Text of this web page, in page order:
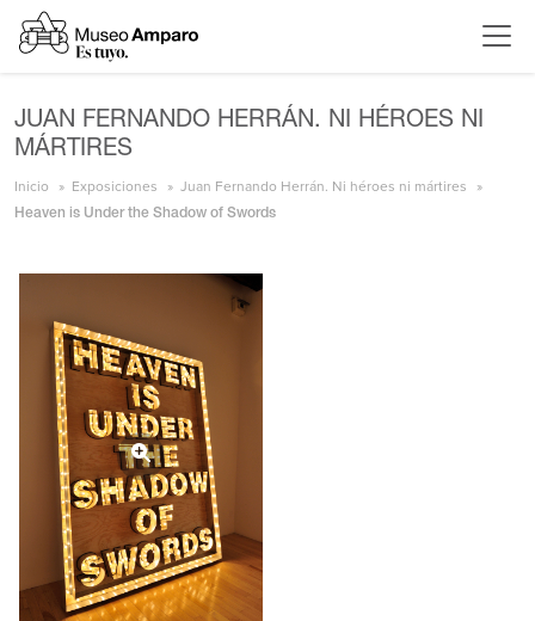
JUAN FERNANDO HERRÁN. NI HÉROES NI
MÁRTIRES
Inicio Exposiciones Juan Fernando Herrán. Ni héroes ni mártires
Heaven is Under the Shadow of Swords